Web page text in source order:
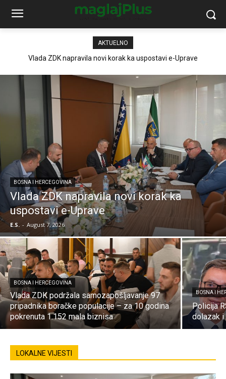
AKTUELNO
Vlada ZDK napravila novi korak ka uspostavi e-Uprave
BOSNA I HERCEGOVINA
Vlada ZDK napravila novi korak ka
uspostavi e-Uprave
E.S. - August 7, 2026
BOSNA I HERCEGOVINA
Vlada ZDK podržala samozapošljavanje 97
pripadnika boračke populacije – za 10 godina
pokrenuta 1.152 mala biznisa
BOSNA I
Policija
dolazak i
LOKALNE VIJESTI